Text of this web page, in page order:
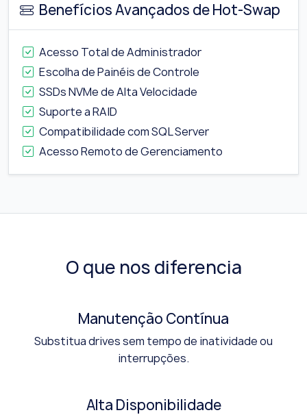
Benefícios Avançados de Hot-Swap
Acesso Total de Administrador
Escolha de Painéis de Controle
SSDs NVMe de Alta Velocidade
Suporte a RAID
Compatibilidade com SQL Server
Acesso Remoto de Gerenciamento
O que nos diferencia
Manutenção Contínua
Substitua drives sem tempo de inatividade ou
interrupções.
Alta Disponibilidade